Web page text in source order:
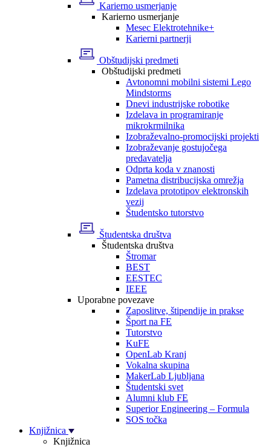
Karierno usmerjanje
Karierno usmerjanje
Mesec Elektrotehnike+
Karierni partnerji
Obštudijski predmeti
Obštudijski predmeti
Avtonomni mobilni sistemi Lego
Mindstorms
Dnevi industrijske robotike
Izdelava in programiranje
mikrokrmilnika
Izobraževalno-promocijski projekti
Izobraževanje gostujočega
predavatelja
Odprta koda v znanosti
Pametna distribucijska omrežja
Izdelava prototipov elektronskih
vezij
Študentsko tutorstvo
Študentska društva
Študentska društva
Štromar
BEST
EESTEC
IEEE
Uporabne povezave
Zaposlitve, štipendije in prakse
Šport na FE
Tutorstvo
KuFE
OpenLab Kranj
Vokalna skupina
MakerLab Ljubljana
Študentski svet
Alumni klub FE
Superior Engineering – Formula
SOS točka
Knjižnica
Knjižnica